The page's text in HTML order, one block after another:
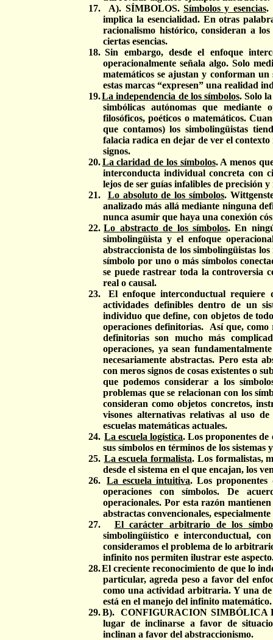
17.
A). SÍMBOLOS.Símbolos y esencias.
implica la esencialidad. En otras
racionalismo histórico, consideran a
ciertas esencias.
18. Sin embargo, desde el enfoque
operacionalmente señala algo. Solo
matemáticos se ajustan y conforman un
estas marcas “expresen” una realidad
19.La independencia de los símbolos. Solo
simbólicas autónomas que mediante
filosóficos, poéticos o matemáticos.
que contamos) los simbolingüistas
falacia radica en dejar de ver el
signos.
20.La claridad de los símbolos. A menos
interconducta individual concreta con
lejos de ser guías infalibles de precisión
21.
Lo absoluto de los símbolos.
analizado más allá mediante ninguna
nunca asumir que haya una conexión
22. Lo abstracto de los símbolos. En
simbolingüista y el enfoque
abstraccionista de los simbolingüistas
símbolo por uno o más símbolos
se puede rastrear toda la controversia
real o causal.
23.
El enfoque interconductual requiere
actividades definibles dentro de un
individuo que define, con objetos de
operaciones definitorias.
Así que, como
definitorias son mucho más
operaciones, ya sean
necesariamente abstractas. Pero esta
con meros signos de cosas existentes o
que podemos considerar a los
problemas que se relacionan con los
consideran como objetos concretos,
visones alternativas relativas al uso
escuelas matemáticas actuales.
24. La escuela logística. Los proponentes de
sus símbolos en términos de los
25. La escuela formalista. Los formalistas,
desde el sistema en el que encajan, los
26. La escuela intuitiva. Los proponentes
operaciones con símbolos. De
operacionales. Por esta razón
abstractas convencionales,
27.
El carácter arbitrario de los
simbolingüístico e interconductual,
consideramos el problema de lo
infinito nos permiten ilustrar este
28.El creciente reconocimiento de que lo
particular, agreda peso a favor del
como una actividad arbitraria. Y una
está en el manejo del infinito matemático.
29.B).
CONFIGURACION SIMBÓLICA
lugar de inclinarse a favor de
inclinan a favor del abstraccionismo.